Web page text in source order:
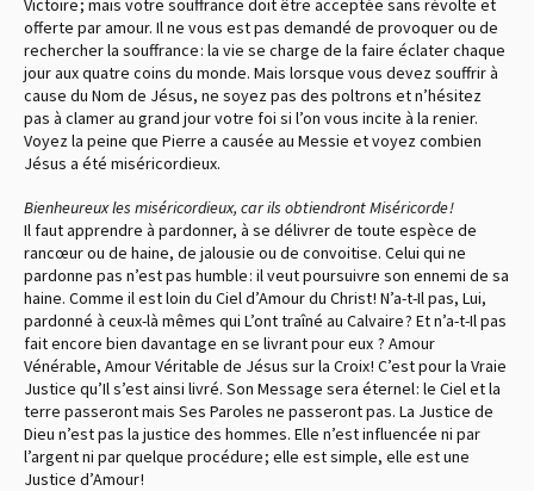
Victoire ; mais votre souffrance doit être acceptée sans révolte et
offerte par amour. Il ne vous est pas demandé de provoquer ou de
rechercher la souffrance : la vie se charge de la faire éclater chaque
jour aux quatre coins du monde. Mais lorsque vous devez souffrir à
cause du Nom de Jésus, ne soyez pas des poltrons et n’hésitez
pas à clamer au grand jour votre foi si l’on vous incite à la renier.
Voyez la peine que Pierre a causée au Messie et voyez combien
Jésus a été miséricordieux.
Bienheureux les miséricordieux, car ils obtiendront Miséricorde !
Il faut apprendre à pardonner, à se délivrer de toute espèce de
rancœur ou de haine, de jalousie ou de convoitise. Celui qui ne
pardonne pas n’est pas humble : il veut poursuivre son ennemi de sa
haine. Comme il est loin du Ciel d’Amour du Christ ! N’a-t-Il pas, Lui,
pardonné à ceux-là mêmes qui L’ont traîné au Calvaire ? Et n’a-t-Il pas
fait encore bien davantage en se livrant pour eux ? Amour
Vénérable, Amour Véritable de Jésus sur la Croix ! C’est pour la Vraie
Justice qu’Il s’est ainsi livré. Son Message sera éternel : le Ciel et la
terre passeront mais Ses Paroles ne passeront pas. La Justice de
Dieu n’est pas la justice des hommes. Elle n’est influencée ni par
l’argent ni par quelque procédure ; elle est simple, elle est une
Justice d’Amour !